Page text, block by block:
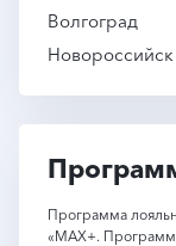
Волгоград
Новороссийск
Программа
«MAX+.